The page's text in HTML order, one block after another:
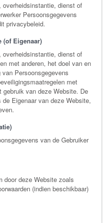
overheidsinstantie, dienst of
Persoonsgegevens
privacybeleid.
(of Eigenaar)
overheidsinstantie, dienst of
met anderen, het doel van en
Persoonsgegevens
met
van deze Website. De
Eigenaar van deze Website,
van de Gebruiker
door deze Website zoals
(indien beschikbaar)